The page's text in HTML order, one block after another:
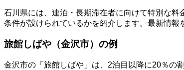
石川県には、連泊・長期滞在者に向けて特別な
条件が設けられているかを紹介します。最新情報
旅館しばや（金沢市）の例
金沢市の「旅館しばや」は、2泊目以降に20％の